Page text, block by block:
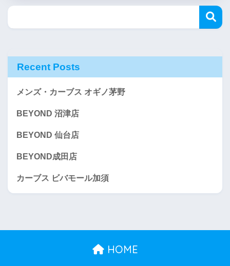
Recent Posts
メンズ・カーブス オギノ茅野
BEYOND 沼津店
BEYOND 仙台店
BEYOND成田店
カーブス ビバモール加須
HOME